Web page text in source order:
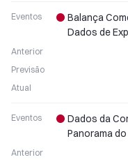
Eventos
Balança
Dados de
Anterior
Previsão
Atual
Eventos
Dados da
Panorama
Anterior